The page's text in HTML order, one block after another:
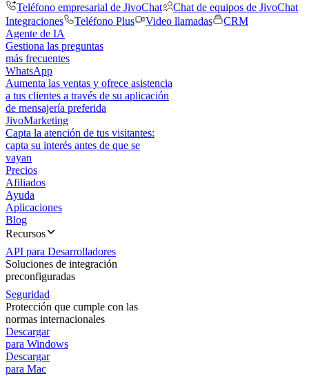
Teléfono empresarial de JivoChat
Chat de equipos de JivoChat
Integraciones
Teléfono Plus Video llamadas
CRM
Agente de IA
Gestiona las preguntas
más frecuentes
WhatsApp
Aumenta las ventas y ofrece asistencia
a tus clientes a través de su aplicación
de mensajería preferida
JivoMarketing
Capta la atención de tus visitantes:
capta su interés antes de que se
vayan
Precios
Afiliados
Ayuda
Aplicaciones
Blog
Recursos
API para Desarrolladores
Soluciones de integración
preconfiguradas
Seguridad
Protección que cumple con las
normas internacionales
Descargar
para Windows
Descargar
para Mac